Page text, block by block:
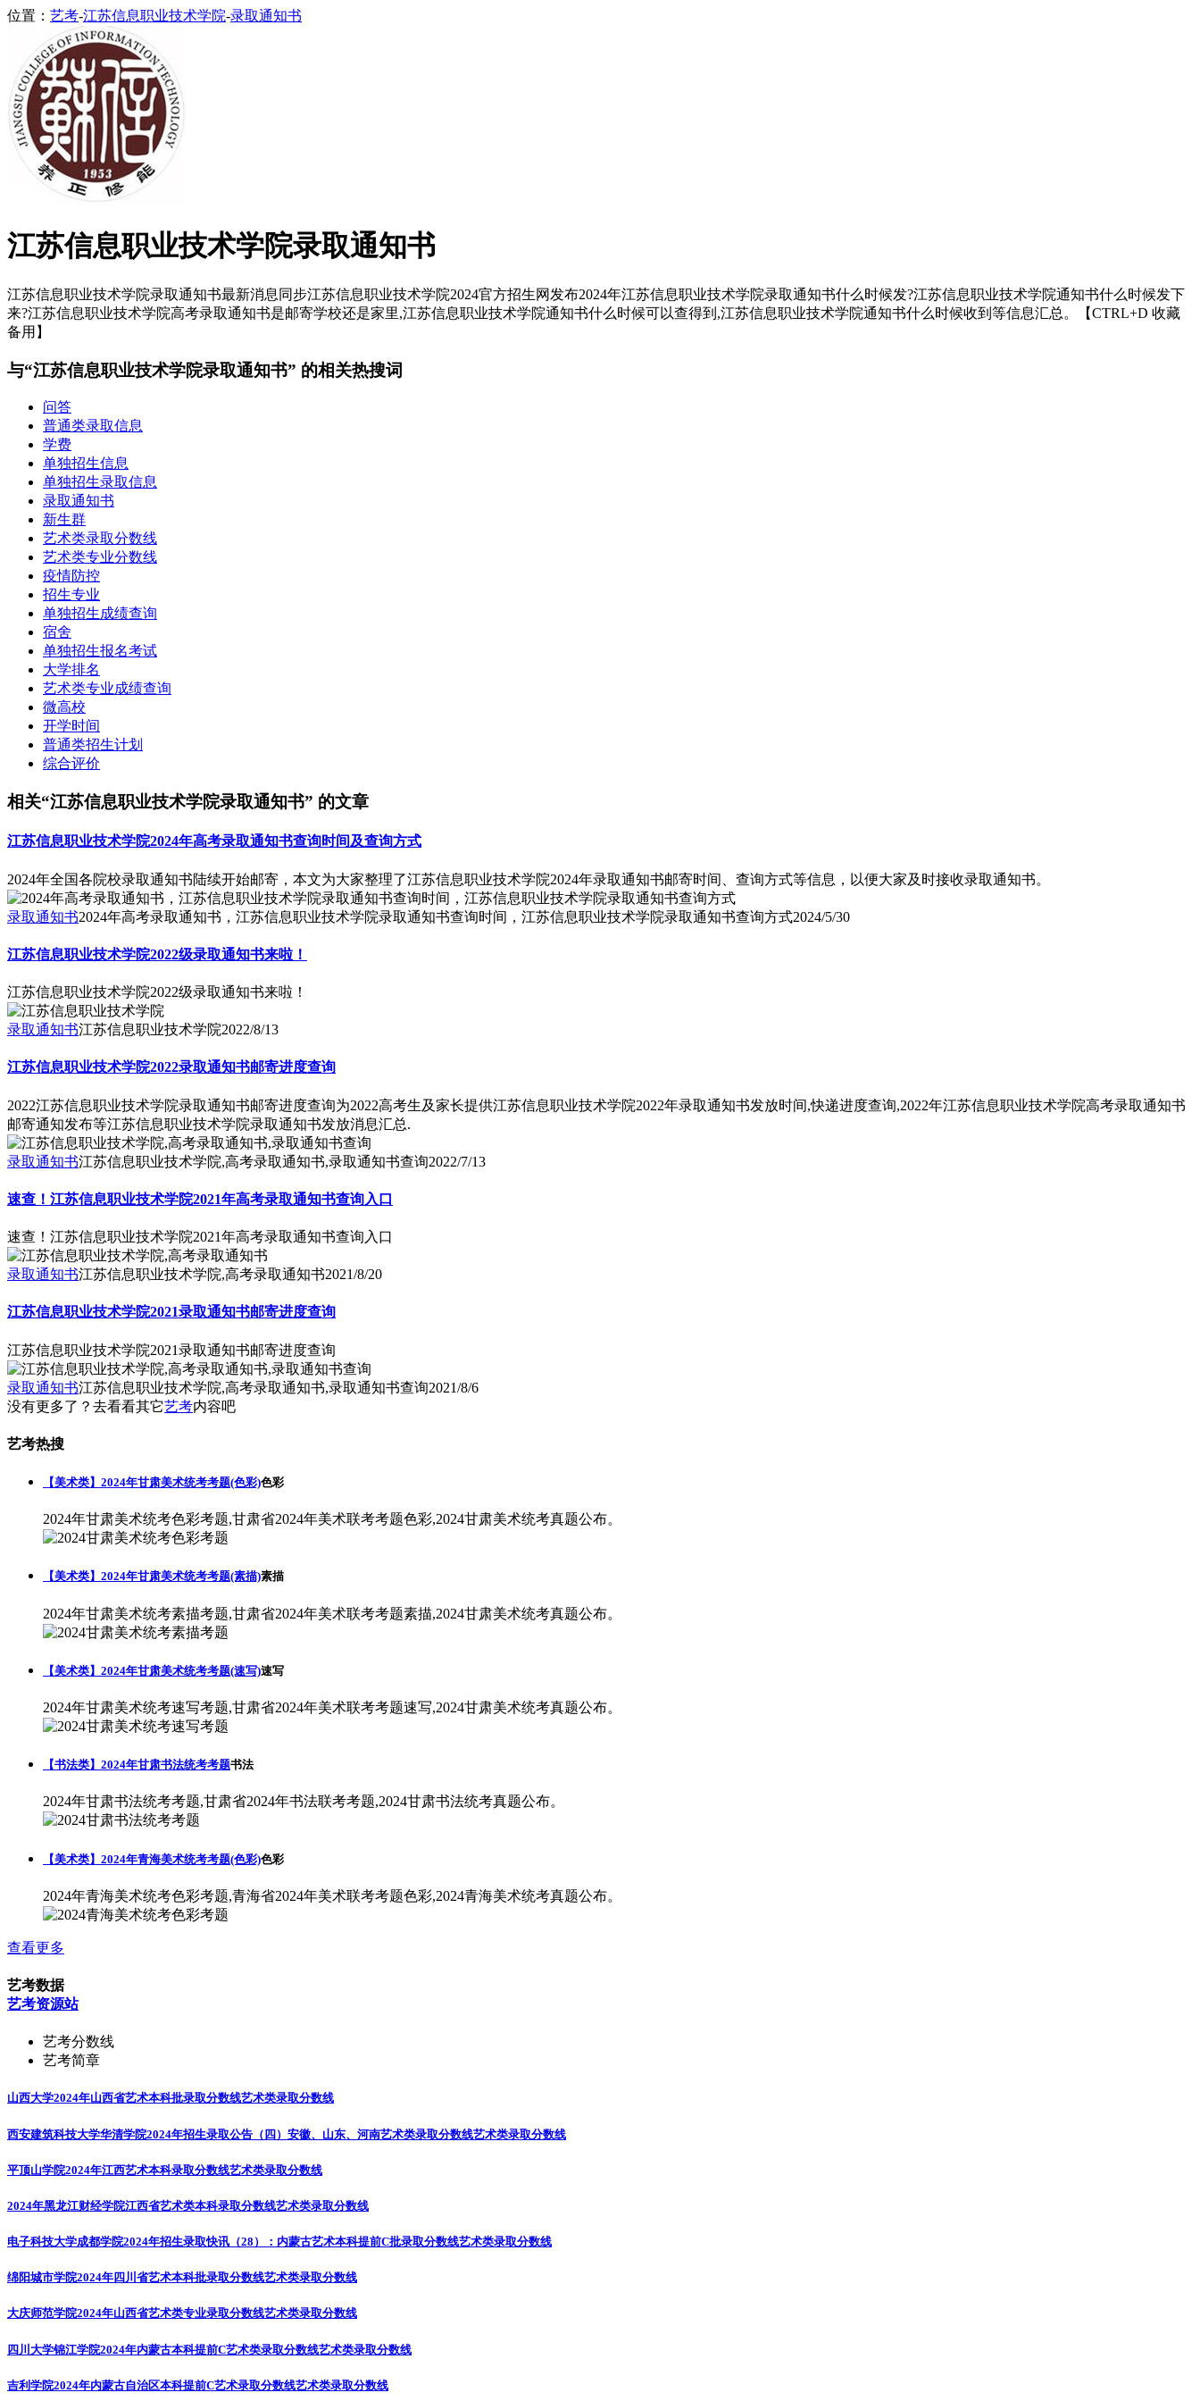
位置： 艺考-江苏信息职业技术学院-录取通知书
江苏信息职业技术学院录取通知书
江苏信息职业技术学院录取通知书最新消息同步江苏信息职业技术学院2024官方招生网发布2024年江苏信息职业技术学院录取通知书什么时候发?江苏信息职业技术学院通知书什么时候发下
来?江苏信息职业技术学院高考录取通知书是邮寄学校还是家里,江苏信息职业技术学院通知书什么时候可以查得到,江苏信息职业技术学院通知书什么时候收到等信息汇总。【CTRL+D 收藏
备用】
与“江苏信息职业技术学院录取通知书” 的相关热搜词
问答
普通类录取信息
学费
单独招生信息
单独招生录取信息
录取通知书
新生群
艺术类录取分数线
艺术类专业分数线
疫情防控
招生专业
单独招生成绩查询
宿舍
单独招生报名考试
大学排名
艺术类专业成绩查询
微高校
开学时间
普通类招生计划
综合评价
相关“江苏信息职业技术学院录取通知书” 的文章
江苏信息职业技术学院2024年高考录取通知书查询时间及查询方式
2024年全国各院校录取通知书陆续开始邮寄，本文为大家整理了江苏信息职业技术学院2024年录取通知书邮寄时间、查询方式等信息，以便大家及时接收录取通知书。
录取通知书2024年高考录取通知书，江苏信息职业技术学院录取通知书查询时间，江苏信息职业技术学院录取通知书查询方式2024/5/30
江苏信息职业技术学院2022级录取通知书来啦！
江苏信息职业技术学院2022级录取通知书来啦！
录取通知书江苏信息职业技术学院2022/8/13
江苏信息职业技术学院2022录取通知书邮寄进度查询
2022江苏信息职业技术学院录取通知书邮寄进度查询为2022高考生及家长提供江苏信息职业技术学院2022年录取通知书发放时间,快递进度查询,2022年江苏信息职业技术学院高考录取通知书
邮寄通知发布等江苏信息职业技术学院录取通知书发放消息汇总.
录取通知书江苏信息职业技术学院,高考录取通知书,录取通知书查询2022/7/13
速查！江苏信息职业技术学院2021年高考录取通知书查询入口
速查！江苏信息职业技术学院2021年高考录取通知书查询入口
录取通知书江苏信息职业技术学院,高考录取通知书2021/8/20
江苏信息职业技术学院2021录取通知书邮寄进度查询
江苏信息职业技术学院2021录取通知书邮寄进度查询
录取通知书江苏信息职业技术学院,高考录取通知书,录取通知书查询2021/8/6
没有更多了？去看看其它艺考内容吧
艺考热搜
【美术类】2024年甘肃美术统考考题(色彩)色彩
2024年甘肃美术统考色彩考题,甘肃省2024年美术联考考题色彩,2024甘肃美术统考真题公布。
【美术类】2024年甘肃美术统考考题(素描)素描
2024年甘肃美术统考素描考题,甘肃省2024年美术联考考题素描,2024甘肃美术统考真题公布。
【美术类】2024年甘肃美术统考考题(速写)速写
2024年甘肃美术统考速写考题,甘肃省2024年美术联考考题速写,2024甘肃美术统考真题公布。
【书法类】2024年甘肃书法统考考题书法
2024年甘肃书法统考考题,甘肃省2024年书法联考考题,2024甘肃书法统考真题公布。
【美术类】2024年青海美术统考考题(色彩)色彩
2024年青海美术统考色彩考题,青海省2024年美术联考考题色彩,2024青海美术统考真题公布。
查看更多
艺考数据
艺考资源站
艺考分数线
艺考简章
山西大学2024年山西省艺术本科批录取分数线艺术类录取分数线
西安建筑科技大学华清学院2024年招生录取公告（四）安徽、山东、河南艺术类录取分数线艺术类录取分数线
平顶山学院2024年江西艺术本科录取分数线艺术类录取分数线
2024年黑龙江财经学院江西省艺术类本科录取分数线艺术类录取分数线
电子科技大学成都学院2024年招生录取快讯（28）：内蒙古艺术本科提前C批录取分数线艺术类录取分数线
绵阳城市学院2024年四川省艺术本科批录取分数线艺术类录取分数线
大庆师范学院2024年山西省艺术类专业录取分数线艺术类录取分数线
四川大学锦江学院2024年内蒙古本科提前C艺术类录取分数线艺术类录取分数线
吉利学院2024年内蒙古自治区本科提前C艺术录取分数线艺术类录取分数线